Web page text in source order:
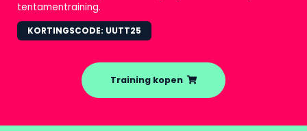
tentamentraining.
KORTINGSCODE: UUTT25
Training kopen